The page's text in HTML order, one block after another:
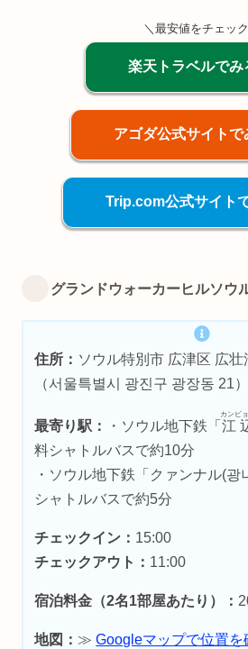
＼最安値をチェッ
楽天トラベルで
アゴダ公式サイト
Trip.com公式サイト
グランドウォーカーヒルソウ
住所： ソウル特別市 広津区 広壮
（서울특별시 광진구 광장동 21）
最寄り駅： ・ソウル地下鉄「江
カンビ
料シャトルバスで約10分
・ソウル地下鉄「クァンナル(
シャトルバスで約5分
チェックイン： 15:00
チェックアウト： 11:00
宿泊料金（2名1部屋あたり）：
地図：≫Googleマップで位置を